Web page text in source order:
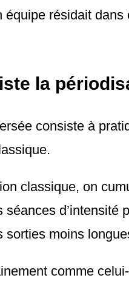
équipe résidait dans
la
consiste à
classique, on
séances d’intensité
sorties moins
comme